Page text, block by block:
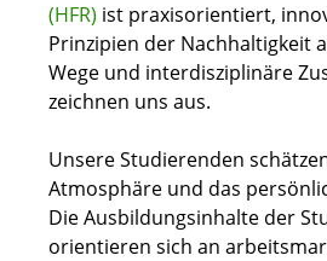
(HFR) ist praxisorientiert,
Prinzipien der Nachhaltigkeit
Wege und interdisziplinäre
zeichnen uns aus.
Unsere Studierenden
Atmosphäre und das
Die Ausbildungsinhalte der
orientieren sich an